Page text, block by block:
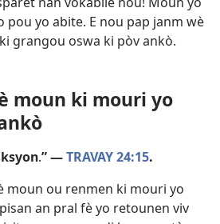
pou yo abite. E nou pap janm wè
grangou oswa ki pòv ankò.
moun ki mouri yo
.” —TRAVAY 24:15.
moun ou renmen ki mouri yo
an pral fè yo retounen viv